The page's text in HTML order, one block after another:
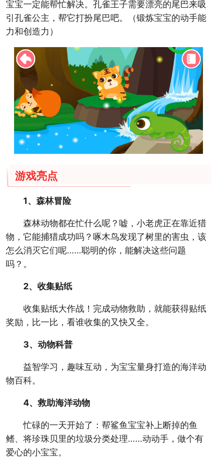
宝宝一定能帮忙解决。孔雀王子需要漂亮的尾巴来吸
引孔雀公主，帮它打扮尾巴吧。（锻炼宝宝的动手能
力和创造力）
游戏亮点
1、森林冒险
森林动物都在忙什么呢？嘘，小老虎正在靠近猎
物，它能捕猎成功吗？啄木鸟发现了树里的害虫，该
怎么消灭它们呢……聪明的你，能解决这些问题
吗？。
2、收集贴纸
收集贴纸大作战！完成动物救助，就能获得贴纸
奖励，比一比，看谁收集的又快又全。
3、动物科普
益智学习，趣味互动，为宝宝量身打造的海洋动
物百科。
4、救助海洋动物
忙碌的一天开始了：帮鲨鱼宝宝补上断掉的鱼
鳍、将珍珠贝里的垃圾分类处理……动动手，做个有
爱心的小宝宝。